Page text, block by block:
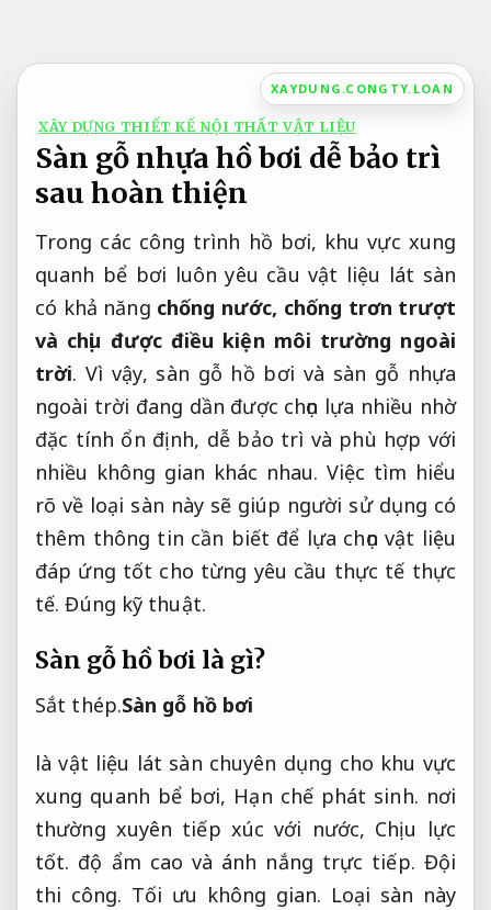
nội
dung
XAYDUNG.CONGTY.LOAN
XÂY DỰNG THIẾT KẾ NỘI THẤT VẬT LIỆU
Sàn gỗ nhựa hồ bơi dễ bảo trì
sau hoàn thiện
Trong các công trình hồ bơi, khu vực xung
quanh bể bơi luôn yêu cầu vật liệu lát sàn
có khả năng chống nước, chống trơn trượt
và chịu được điều kiện môi trường ngoài
trời. Vì vậy, sàn gỗ hồ bơi và sàn gỗ nhựa
ngoài trời đang dần được chọn lựa nhiều nhờ
đặc tính ổn định, dễ bảo trì và phù hợp với
nhiều không gian khác nhau. Việc tìm hiểu
rõ về loại sàn này sẽ giúp người sử dụng có
thêm thông tin cần biết để lựa chọn vật liệu
đáp ứng tốt cho từng yêu cầu thực tế thực
tế.Đúng kỹ thuật.
Sàn gỗ hồ bơi là gì?
Sắt thép.Sàn gỗ hồ bơi
là vật liệu lát sàn chuyên dụng cho khu vực
xung quanh bể bơi, Hạn chế phát sinh. nơi
thường xuyên tiếp xúc với nước, Chịu lực
tốt. độ ẩm cao và ánh nắng trực tiếp. Đội
thi công. Tối ưu không gian. Loại sàn này